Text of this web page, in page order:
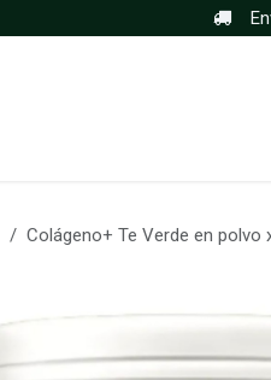
Colágeno+ Te Verde en polvo